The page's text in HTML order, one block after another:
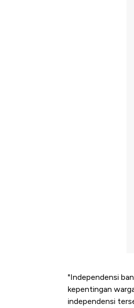
"Independensi
kepentingan
independensi